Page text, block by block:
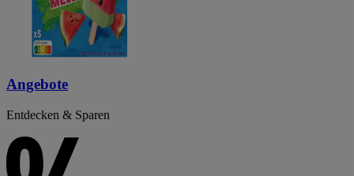
Angebote
Entdecken & Sparen